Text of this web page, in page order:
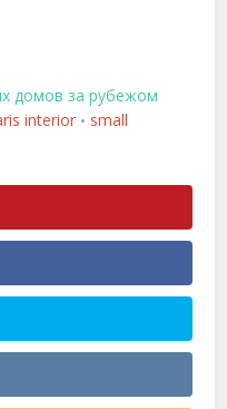
домов за рубежом
interior • small